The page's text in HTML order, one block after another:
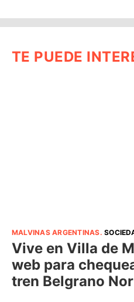
TE PUEDE
MALVINAS ARGENTINAS.
Vive en Villa de
web para
tren Belgrano